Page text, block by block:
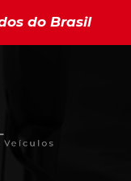
do Brasil